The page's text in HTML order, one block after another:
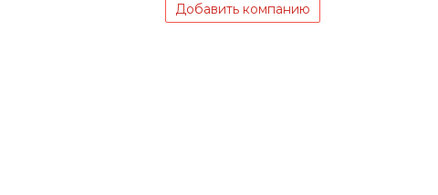
Добавить компанию